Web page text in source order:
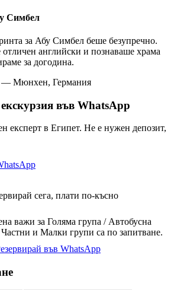
Симбел
за Абу Симбел беше безупречно.
английски и познаваше храма
за догодина.
— Мюнхен, Германия
във WhatsApp
експерт в Египет. Не е нужен депозит,
сега, плати по-късно
важи за Голяма група / Автобусна
и Малки групи са по запитване.
във WhatsApp